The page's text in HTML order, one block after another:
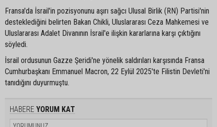
Fransa'da İsrail'in pozisyonunu aşırı sağcı Ulusal Birlik (RN) Partisi'nin
desteklediğini belirten Bakan Chikli, Uluslararası Ceza Mahkemesi ve
Uluslararası Adalet Divanının İsrail'e ilişkin kararlarına karşı çıktığını
söyledi.
İsrail ordusunun Gazze Şeridi'ne yönelik saldırıları karşısında Fransa
Cumhurbaşkanı Emmanuel Macron, 22 Eylül 2025'te Filistin Devleti'ni
tanıdığını duyurmuştu.
HABERE YORUM KAT